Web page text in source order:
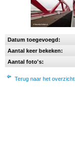
Datum toegevoegd:
Aantal keer bekeken:
Aantal foto's:
Terug naar het overzicht.